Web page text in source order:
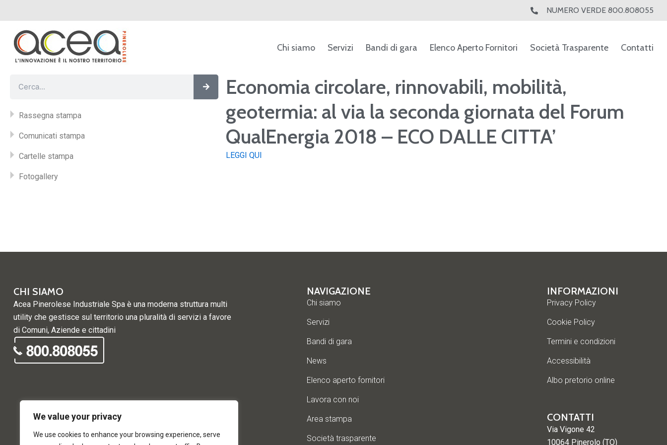
We value your privacy
We use cookies to enhance your browsing experience, serve
al
contenuto
NUMERO VERDE 800.808055
Chi siamo Servizi Bandi di gara Elenco Aperto Fornitori Società Trasparente Contatti
Cerca
Rassegna stampa
Comunicati stampa
Cartelle stampa
Fotogallery
Economia circolare, rinnovabili, mobilità,
geotermia: al via la seconda giornata del Forum
QualEnergia 2018 – ECO DALLE CITTA’
LEGGI QUI
CHI SIAMO
Acea Pinerolese Industriale Spa è una moderna struttura multi
utility che gestisce sul territorio una pluralità di servizi a favore
di Comuni, Aziende e cittadini
NAVIGAZIONE
Chi siamo
Servizi
Bandi di gara
News
Elenco aperto fornitori
Lavora con noi
Area stampa
Società trasparente
INFORMAZIONI
Privacy Policy
Cookie Policy
Termini e condizioni
Accessibilità
Albo pretorio online
CONTATTI
Via Vigone 42
10064 Pinerolo (TO)